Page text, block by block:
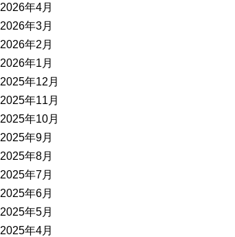
2026年4月
2026年3月
2026年2月
2026年1月
2025年12月
2025年11月
2025年10月
2025年9月
2025年8月
2025年7月
2025年6月
2025年5月
2025年4月